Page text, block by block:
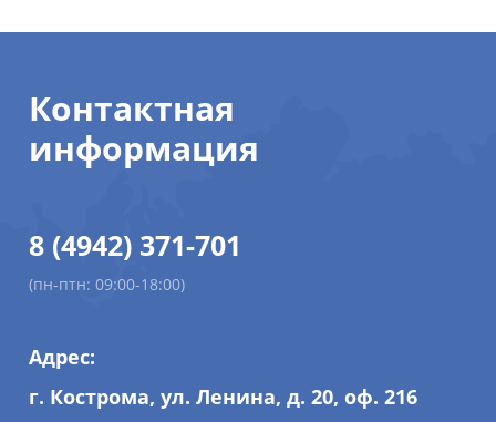
Контактная
информация
8 (4942) 371-701
(пн-птн: 09:00-18:00)
Адрес:
г. Кострома, ул. Ленина, д. 20, оф. 216